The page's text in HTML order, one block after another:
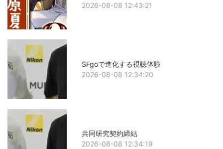
2026-08-08 12:43:21
SFgoで進化する視聴体験
2026-08-08 12:34:20
共同研究契約締結
2026-08-08 12:34:19